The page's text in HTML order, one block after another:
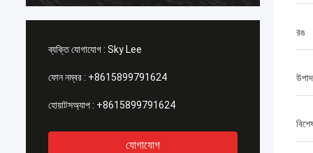
ব্যক্তি যোগাযোগ : Sky Lee
ফোন নম্বর : +8615899791624
হোয়াটসঅ্যাপ : +8615899791624
যোগাযোগ
রঙ